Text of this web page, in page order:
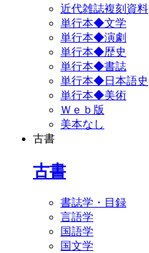
近代雑誌複刻資料
単行本◆文学
単行本◆演劇
単行本◆歴史
単行本◆書誌
単行本◆日本語史
単行本◆美術
Ｗｅｂ版
美本なし
古書
古書
書誌学・目録
言語学
国語学
国文学